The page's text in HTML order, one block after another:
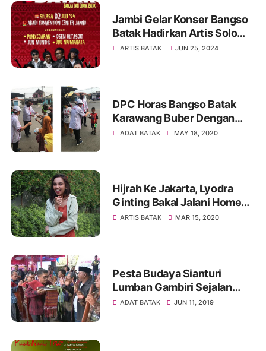
Jambi Gelar Konser Bangso
Batak Hadirkan Artis Solo
Terkenal Dan Group Top,
ARTIS BATAK JUN 25, 2024
DPC Horas Bangso Batak
Karawang Buber Dengan
Anjal dan Gelandangan
ADAT BATAK MAY 18, 2020
Hijrah Ke Jakarta, Lyodra
Ginting Bakal Jalani Home
Schooling
ARTIS BATAK MAR 15, 2020
Pesta Budaya Sianturi
Lumban Gambiri Sejalan
dengan Program Presiden
ADAT BATAK JUN 11, 2019